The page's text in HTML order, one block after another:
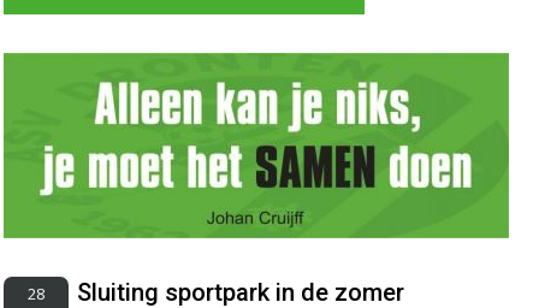
28 Sluiting sportpark in de zomer